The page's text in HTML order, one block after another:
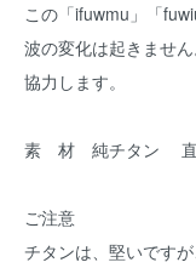
この「ifuwmu」「
波の変化は起きませ
協力します。
素 材 純チタン
ご注意
チタンは、堅いです